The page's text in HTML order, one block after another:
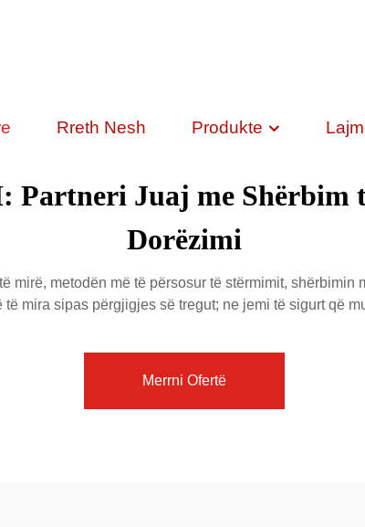
Rreth Nesh Produkte
Partneri Juaj me Shërbim
Dorëzimi
mirë, metodën më të përsosur të stërmimit,
të mira sipas përgjigjes së tregut; ne jemi të sigurt që
Merrni Ofertë